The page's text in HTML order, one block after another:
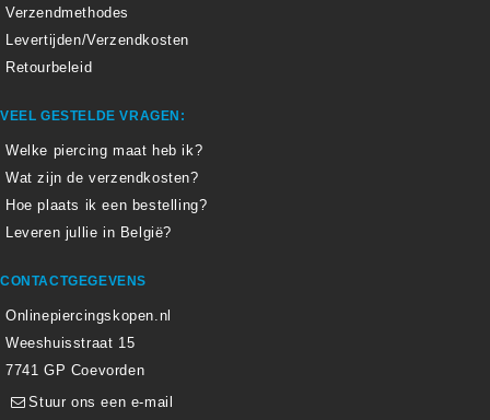
Verzendmethodes
Levertijden/Verzendkosten
Retourbeleid
VEEL GESTELDE VRAGEN:
Welke piercing maat heb ik?
Wat zijn de verzendkosten?
Hoe plaats ik een bestelling?
Leveren jullie in België?
CONTACTGEGEVENS
Onlinepiercingskopen.nl
Weeshuisstraat 15
7741 GP Coevorden
Stuur ons een e-mail